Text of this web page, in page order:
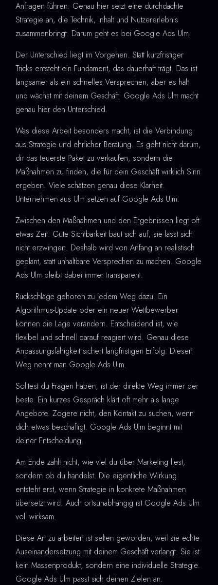
Anfragen führen. Genau hier setzt eine durchdachte
Strategie an, die Technik, Inhalt und Nutzererlebnis
zusammenbringt. Darum geht es bei Google Ads Ulm.
Der Unterschied liegt im Vorgehen. Statt kurzfristiger
Tricks entsteht ein Fundament, das dauerhaft trägt. Das ist
langsamer als ein schnelles Versprechen, aber es hält
und wächst mit deinem Geschäft. Google Ads Ulm macht
genau hier den Unterschied.
Was diese Arbeit besonders macht, ist die Verbindung
aus Strategie und ehrlicher Beratung. Es geht nicht darum,
dir das teuerste Paket zu verkaufen, sondern die
Maßnahmen zu finden, die für dein Geschäft wirklich Sinn
ergeben. Viele schätzen genau diese Klarheit.
Unternehmen aus Ulm setzen auf Google Ads Ulm.
Zwischen den Maßnahmen und den Ergebnissen liegt oft
etwas Zeit. Gute Sichtbarkeit baut sich auf, sie lässt sich
nicht erzwingen. Deshalb wird von Anfang an realistisch
geplant, statt unhaltbare Versprechen zu machen. Google
Ads Ulm bleibt dabei immer transparent.
Rückschläge gehören zu jedem Weg dazu. Ein
Algorithmus-Update oder ein neuer Wettbewerber
können die Lage verändern. Entscheidend ist, wie
flexibel und schnell darauf reagiert wird. Genau diese
Anpassungsfähigkeit sichert langfristigen Erfolg. Diesen
Weg nennt man Google Ads Ulm.
Solltest du Fragen haben, ist der direkte Weg immer der
beste. Ein kurzes Gespräch klärt oft mehr als lange
Angebote. Zögere nicht, den Kontakt zu suchen, wenn
dich etwas beschäftigt. Google Ads Ulm beginnt mit
deiner Entscheidung.
Am Ende zählt nicht, wie viel du über Marketing liest,
sondern ob du handelst. Die eigentliche Wirkung
entsteht erst, wenn Strategie in konkrete Maßnahmen
übersetzt wird. Auch ortsunabhängig ist Google Ads Ulm
voll wirksam.
Diese Art zu arbeiten ist selten geworden, weil sie echte
Auseinandersetzung mit deinem Geschäft verlangt. Sie ist
kein Massenprodukt, sondern eine individuelle Strategie.
Google Ads Ulm passt sich deinen Zielen an.